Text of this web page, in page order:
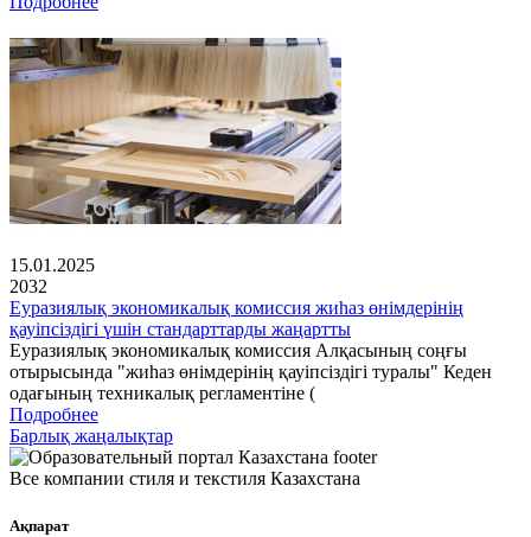
15.01.2025
2032
Еуразиялық экономикалық комиссия жиһаз өнімдерінің
қауіпсіздігі үшін стандарттарды жаңартты
Еуразиялық экономикалық комиссия Алқасының соңғы
отырысында "жиһаз өнімдерінің қауіпсіздігі туралы" Кеден
одағының техникалық регламентіне (
Подробнее
Барлық жаңалықтар
Все компании стиля и текстиля Казахстана
Ақпарат